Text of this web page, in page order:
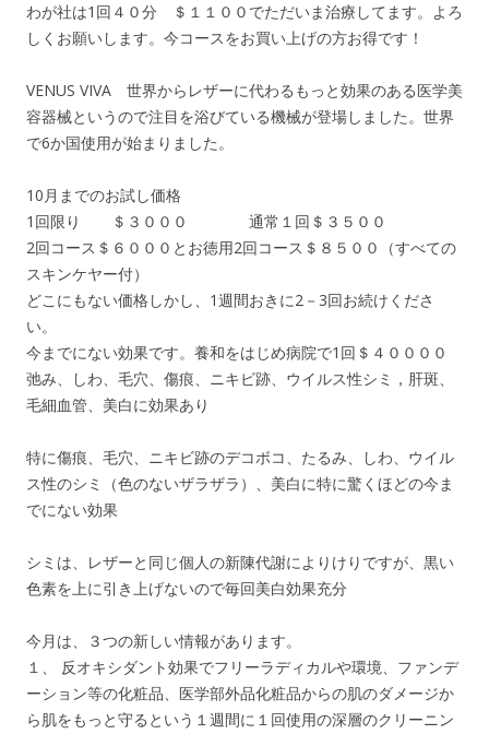
わが社は1回４０分 ＄１１００でただいま治療してます。よろ
しくお願いします。今コースをお買い上げの方お得です！
VENUS VIVA 世界からレザーに代わるもっと効果のある医学美
容器械というので注目を浴びている機械が登場しました。世界
で6か国使用が始まりました。
10月までのお試し価格
1回限り ＄３０００ 通常１回＄３５００
2回コース＄６０００とお徳用2回コース＄８５００（すべての
スキンケヤー付）
どこにもない価格しかし、1週間おきに2－3回お続けくださ
い。
今までにない効果です。養和をはじめ病院で1回＄４００００
弛み、しわ、毛穴、傷痕、ニキビ跡、ウイルス性シミ，肝斑、
毛細血管、美白に効果あり
特に傷痕、毛穴、ニキビ跡のデコボコ、たるみ、しわ、ウイル
ス性のシミ（色のないザラザラ）、美白に特に驚くほどの今ま
でにない効果
シミは、レザーと同じ個人の新陳代謝によりけりですが、黒い
色素を上に引き上げないので毎回美白効果充分
今月は、３つの新しい情報があります。
１、 反オキシダント効果でフリーラディカルや環境、ファンデ
ーション等の化粧品、医学部外品化粧品からの肌のダメージか
ら肌をもっと守るという１週間に１回使用の深層のクリーニン